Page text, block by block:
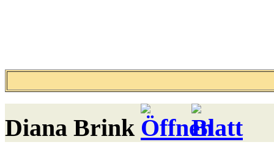
Diana Brink